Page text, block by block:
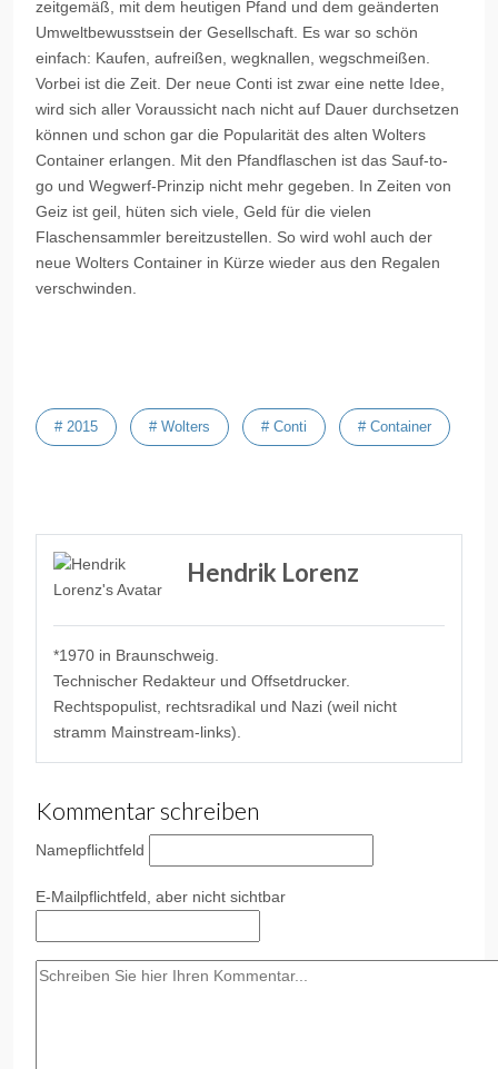
zeitgemäß, mit dem heutigen Pfand und dem geänderten
Umweltbewusstsein der Gesellschaft. Es war so schön
einfach: Kaufen, aufreißen, wegknallen, wegschmeißen.
Vorbei ist die Zeit. Der neue Conti ist zwar eine nette Idee,
wird sich aller Voraussicht nach nicht auf Dauer durchsetzen
können und schon gar die Popularität des alten Wolters
Container erlangen. Mit den Pfandflaschen ist das Sauf-to-
go und Wegwerf-Prinzip nicht mehr gegeben. In Zeiten von
Geiz ist geil, hüten sich viele, Geld für die vielen
Flaschensammler bereitzustellen. So wird wohl auch der
neue Wolters Container in Kürze wieder aus den Regalen
verschwinden.
# 2015 # Wolters # Conti # Container
Hendrik Lorenz
*1970 in Braunschweig.
Technischer Redakteur und Offsetdrucker.
Rechtspopulist, rechtsradikal und Nazi (weil nicht
stramm Mainstream-links).
Kommentar schreiben
Namepflichtfeld
E-Mailpflichtfeld, aber nicht sichtbar